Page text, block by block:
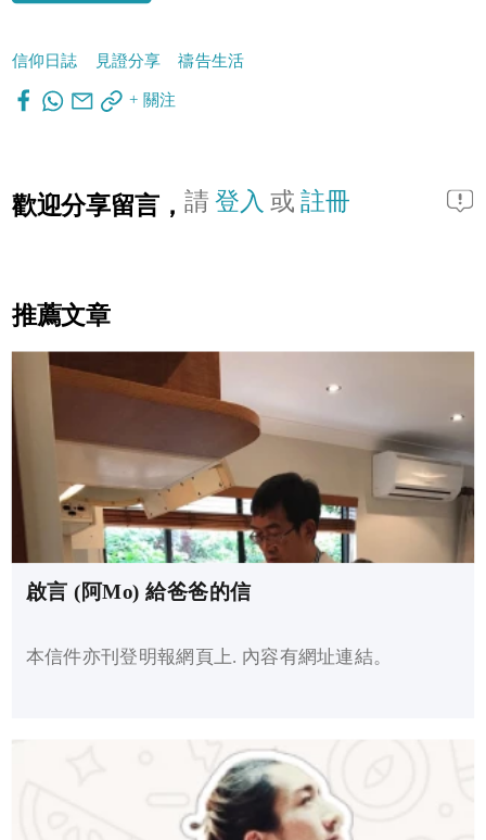
信仰日誌 見證分享 禱告生活
+ 關注
歡迎分享留言， 請登入 或註冊
推薦文章
啟言 (阿Mo) 給爸爸的信
本信件亦刊登明報網頁上. 內容有網址連結。